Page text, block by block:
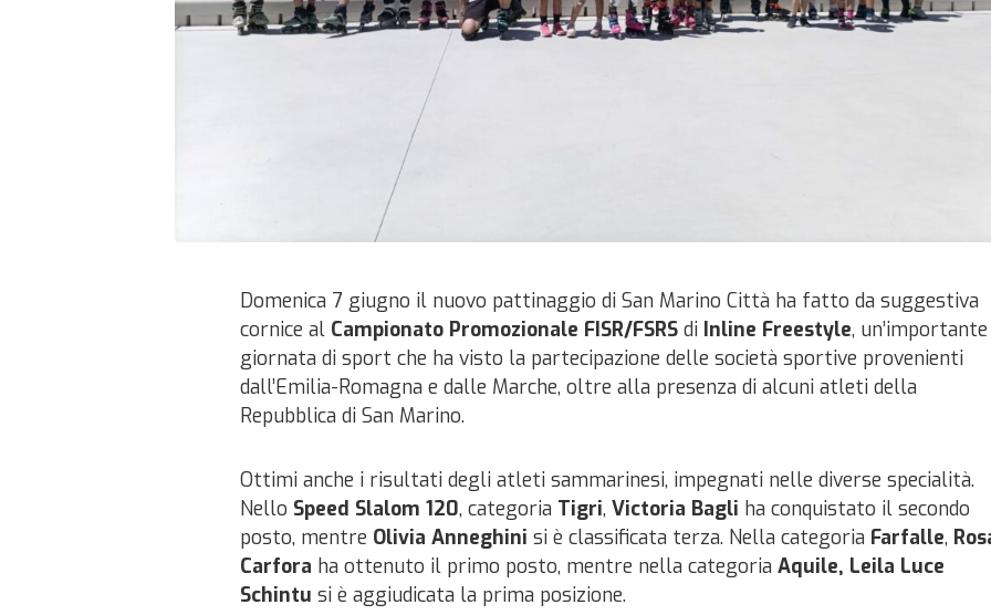
Domenica 7 giugno il nuovo pattinaggio di San Marino Città ha fatto da suggestiva
cornice al Campionato Promozionale FISR/FSRS di Inline Freestyle, un’importante
giornata di sport che ha visto la partecipazione delle società sportive provenienti
dall’Emilia-Romagna e dalle Marche, oltre alla presenza di alcuni atleti della
Repubblica di San Marino.
Ottimi anche i risultati degli atleti sammarinesi, impegnati nelle diverse specialità.
Nello Speed Slalom 120, categoria Tigri, Victoria Bagli ha conquistato il secondo
posto, mentre Olivia Anneghini si è classificata terza. Nella categoria Farfalle,
Carfora ha ottenuto il primo posto, mentre nella categoria Aquile, Leila Luce
Schintu si è aggiudicata la prima posizione.